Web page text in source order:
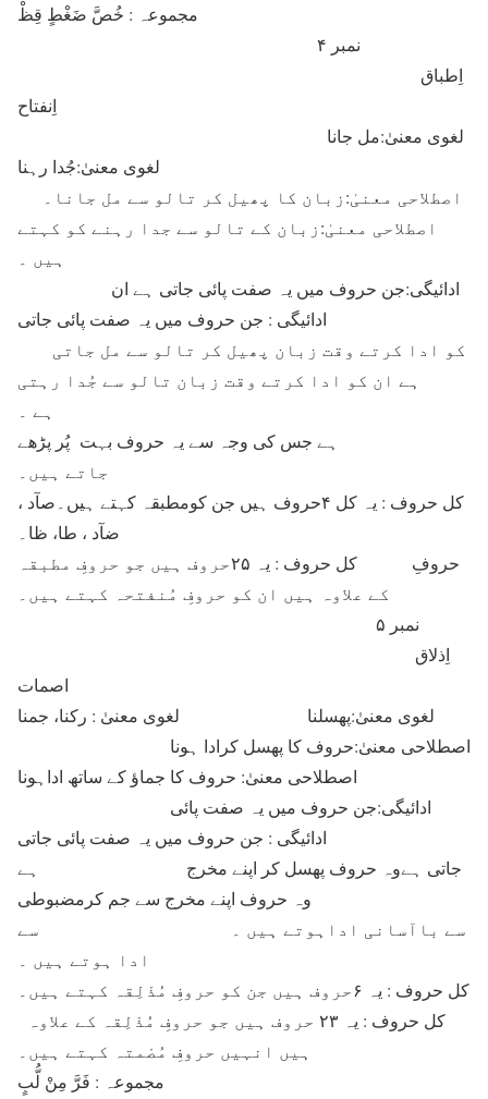
مجموعہ : خُصَّ ضَغْطٍ قِظْ
نمبر ۴
اِنفتاح
لغوی معنیٰ:مل جانا
لغوی معنیٰ:جُدا رہنا
اصطلاحی معنیٰ:زبان کا پھیل کر تالو سے مل جانا۔
اصطلاحی معنیٰ:زبان کے تالو سے جدا رہنے کو کہتے
ہیں ۔
ادائیگی:جن حروف میں یہ صفت پائی جاتی ہے ان
ادائیگی : جن حروف میں یہ صفت پائی جاتی
کو ادا کرتے وقت زبان پھیل کر تالو سے مل جاتی
ہے ان کو ادا کرتے وقت زبان تالو سے جُدا رہتی
ہے ۔
ہے جس کی وجہ سے یہ حروف بہت پُر پڑھے
جاتے ہیں۔
کل حروف : یہ کل ۴حروف ہیں جن کومطبقہ کہتے ہیں۔صآد ،
ضآد ، طا، ظا۔
حروفِ کل حروف : یہ ۲۵حروف ہیں جو حروفِ مطبقہ
کے علاوہ ہیں ان کو حروفِ مُنفتحہ کہتے ہیں۔
نمبر ۵
اصمات
لغوی معنیٰ:پھسلنا
لغوی معنیٰ : رکنا، جمنا
اصطلاحی معنیٰ:حروف کا پھسل کرادا ہونا
اصطلاحی معنیٰ: حروف کا جماؤ کے ساتھ اداہونا
ادائیگی:جن حروف میں یہ صفت پائی
ادائیگی : جن حروف میں یہ صفت پائی جاتی
جاتی ہےوہ حروف پھسل کر اپنے مخرج ہے
وہ حروف اپنے مخرج سے جم کرمضبوطی
سے باآسانی اداہوتے ہیں ۔ سے
ادا ہوتے ہیں ۔
کل حروف : یہ ۶حروف ہیں جن کو حروفِ مُذْلِقہ کہتے ہیں۔
ہیں انہیں حروفِ مُصْمتہ کہتے ہیں۔
مجموعہ : فَرَّ مِنْ لُّبٍ